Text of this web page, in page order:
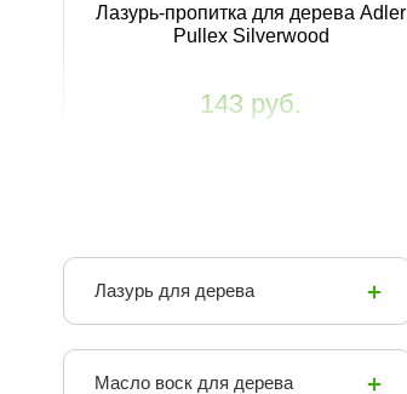
Лазурь-пропитка для дерева Adler
Pullex Silverwood
143 руб.
Лазурь для дерева
Масло воск для дерева